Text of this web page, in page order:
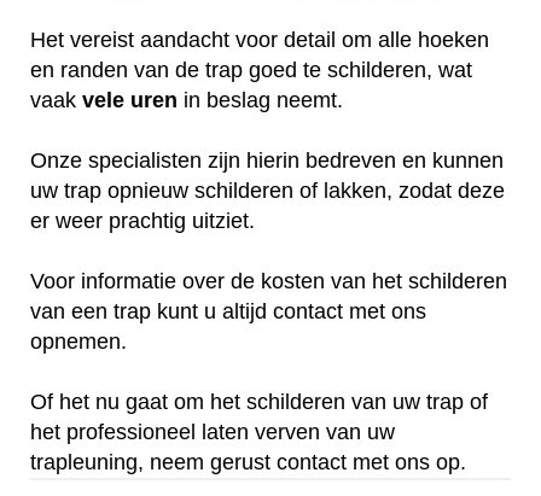
Het vereist aandacht voor detail om alle hoeken
en randen van de trap goed te schilderen, wat
vaak vele uren in beslag neemt.
Onze specialisten zijn hierin bedreven en kunnen
uw trap opnieuw schilderen of lakken, zodat deze
er weer prachtig uitziet.
Voor informatie over de kosten van het schilderen
van een trap kunt u altijd contact met ons
opnemen.
Of het nu gaat om het schilderen van uw trap of
het professioneel laten verven van uw
trapleuning, neem gerust contact met ons op.